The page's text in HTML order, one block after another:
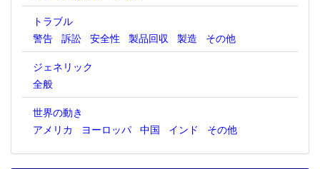
トラブル
警告 訴訟 安全性 製品回収 製造
その他
ジェネリック
全般
世界の動き
アメリカ
ヨーロッパ 中国 インド その他